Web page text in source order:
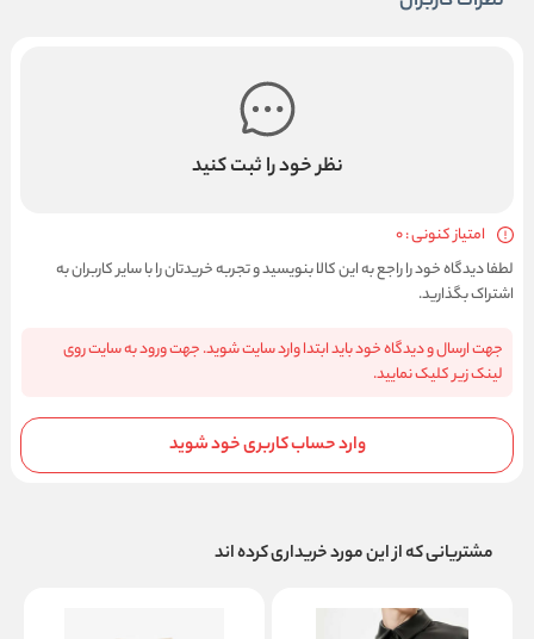
نظر خود را ثبت کنید
امتیاز کنونی : 0
لطفا دیدگاه خود را راجع به این کالا بنویسید و تجربه خریدتان را با سایر کاربران به
اشتراک بگذارید.
جهت ارسال و دیدگاه خود باید ابتدا وارد سایت شوید. جهت ورود به سایت روی
لینک زیر کلیک نمایید.
وارد حساب کاربری خود شوید
مشتریانی که از این مورد خریداری کرده اند